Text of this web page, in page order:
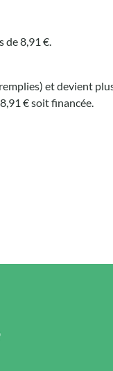
de 8,91 €.
et devient
€ soit financée.